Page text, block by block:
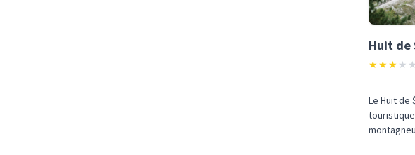
Huit de
★★★ ★ ★
Le Huit de